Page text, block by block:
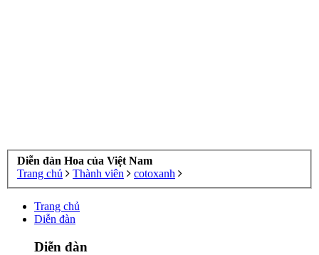
Diễn đàn Hoa của Việt Nam
Trang chủ
Thành viên cotoxanh
Trang chủ
Diễn đàn
Diễn đàn